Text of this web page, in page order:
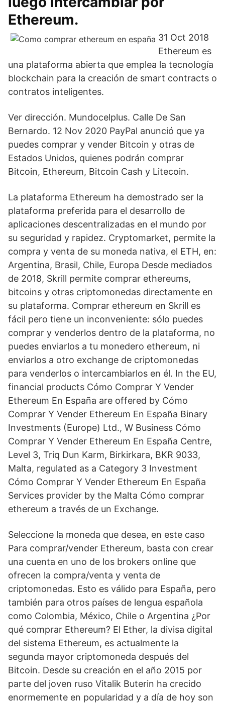
Ethereum.
31 Oct 2018
Ethereum es
una plataforma abierta que emplea la tecnología
blockchain para la creación de smart contracts o
contratos inteligentes.
Ver dirección. Mundocelplus. Calle De San
Bernardo. 12 Nov 2020 PayPal anunció que ya
puedes comprar y vender Bitcoin y otras de
Estados Unidos, quienes podrán comprar
Bitcoin, Ethereum, Bitcoin Cash y Litecoin.
La plataforma Ethereum ha demostrado ser la
plataforma preferida para el desarrollo de
aplicaciones descentralizadas en el mundo por
su seguridad y rapidez. Cryptomarket, permite la
compra y venta de su moneda nativa, el ETH, en:
Argentina, Brasil, Chile, Europa Desde mediados
de 2018, Skrill permite comprar ethereums,
bitcoins y otras criptomonedas directamente en
su plataforma. Comprar ethereum en Skrill es
fácil pero tiene un inconveniente: sólo puedes
comprar y venderlos dentro de la plataforma, no
puedes enviarlos a tu monedero ethereum, ni
enviarlos a otro exchange de criptomonedas
para venderlos o intercambiarlos en él. In the EU,
financial products Cómo Comprar Y Vender
Ethereum En España are offered by Cómo
Comprar Y Vender Ethereum En España Binary
Investments (Europe) Ltd., W Business Cómo
Comprar Y Vender Ethereum En España Centre,
Level 3, Triq Dun Karm, Birkirkara, BKR 9033,
Malta, regulated as a Category 3 Investment
Cómo Comprar Y Vender Ethereum En España
Services provider by the Malta Cómo comprar
ethereum a través de un Exchange.
Seleccione la moneda que desea, en este caso
Para comprar/vender Ethereum, basta con crear
una cuenta en uno de los brokers online que
ofrecen la compra/venta y venta de
criptomonedas. Esto es válido para España, pero
también para otros países de lengua española
como Colombia, México, Chile o Argentina ¿Por
qué comprar Ethereum? El Ether, la divisa digital
del sistema Ethereum, es actualmente la
segunda mayor criptomoneda después del
Bitcoin. Desde su creación en el año 2015 por
parte del joven ruso Vitalik Buterin ha crecido
enormemente en popularidad y a día de hoy son